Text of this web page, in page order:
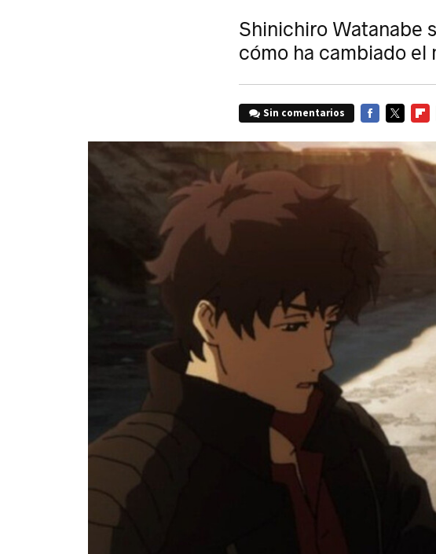
Shinichiro Watanabe
cómo ha cambiado el
Sin comentarios